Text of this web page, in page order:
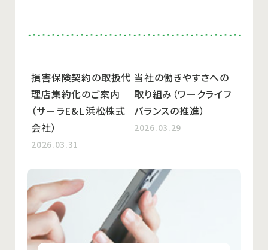
損害保険契約の取扱代
理店集約化のご案内
（サーラE&L浜松株式
会社）
2026.03.31
当社の働きやすさへの
取り組み（ワークライフ
バランスの推進）
2026.03.29